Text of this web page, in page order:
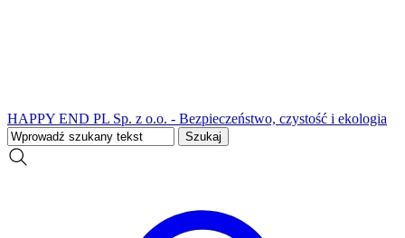
HAPPY END PL Sp. z o.o. - Bezpieczeństwo, czystość i ekologia